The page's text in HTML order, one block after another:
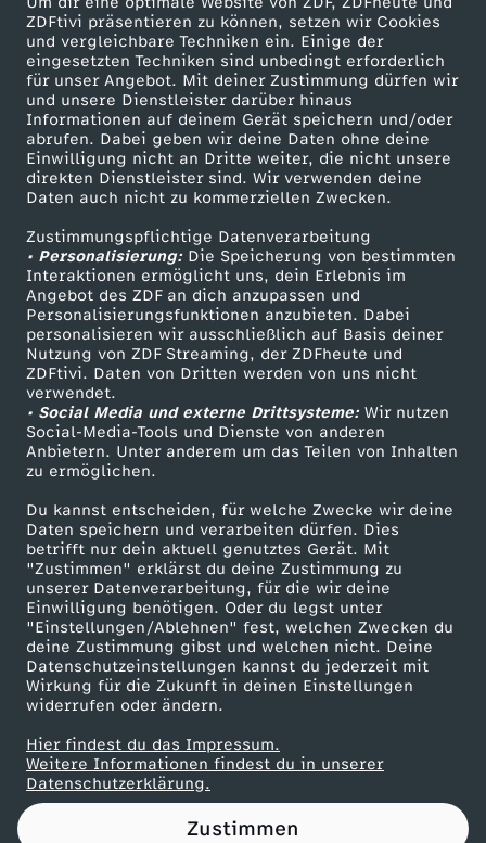
ZDFtivi präsentieren zu können, setzen wir Cookies
und vergleichbare Techniken ein. Einige der
eingesetzten Techniken sind unbedingt erforderlich
für unser Angebot. Mit deiner Zustimmung dürfen wir
und unsere Dienstleister darüber hinaus
Informationen auf deinem Gerät speichern und/oder
abrufen. Dabei geben wir deine Daten ohne deine
Einwilligung nicht an Dritte weiter, die nicht unsere
direkten Dienstleister sind. Wir verwenden deine
Daten auch nicht zu kommerziellen Zwecken.
Zustimmungspflichtige Datenverarbeitung
• Personalisierung:Die Speicherung von bestimmten
Interaktionen ermöglicht uns, dein Erlebnis im
Angebot des ZDF an dich anzupassen und
Personalisierungsfunktionen anzubieten. Dabei
personalisieren wir ausschließlich auf Basis deiner
Nutzung von ZDF Streaming, der ZDFheute und
ZDFtivi. Daten von Dritten werden von uns nicht
verwendet.
• Social Media und externe Drittsysteme:Wir nutzen
Social-Media-Tools und Dienste von anderen
Anbietern. Unter anderem um das Teilen von Inhalten
zu ermöglichen.
Du kannst entscheiden, für welche Zwecke wir deine
Daten speichern und verarbeiten dürfen. Dies
betrifft nur dein aktuell genutztes Gerät. Mit
"Zustimmen" erklärst du deine Zustimmung zu
unserer Datenverarbeitung, für die wir deine
Einwilligung benötigen. Oder du legst unter
"Einstellungen/Ablehnen" fest, welchen Zwecken du
deine Zustimmung gibst und welchen nicht. Deine
Datenschutzeinstellungen kannst du jederzeit mit
Wirkung für die Zukunft in deinen Einstellungen
widerrufen oder ändern.
Hier findest du das Impressum.
Weitere Informationen findest du in unserer
Datenschutzerklärung.
Zustimmen
a
b
i
a
n
a
K
l
e
i
n
Mehr ZDF
ZDF-Apps
Smart TV
ZDFtext
Livestreams
Sendungen A-Z
TV-Programm
Service
ZDFmitreden
Kontakt zum ZDF
Tickets
Zuschauerservice
Hilfe
ZDF Unternehmen
Karriere
ZDF goes Schule
Werbefernsehen
Mainzelmännchen
Partner